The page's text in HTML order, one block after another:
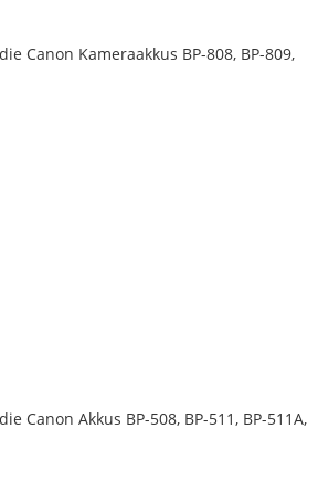
Canon Kameraakkus BP-808, BP-809,
Akkus BP-508, BP-511, BP-511A,